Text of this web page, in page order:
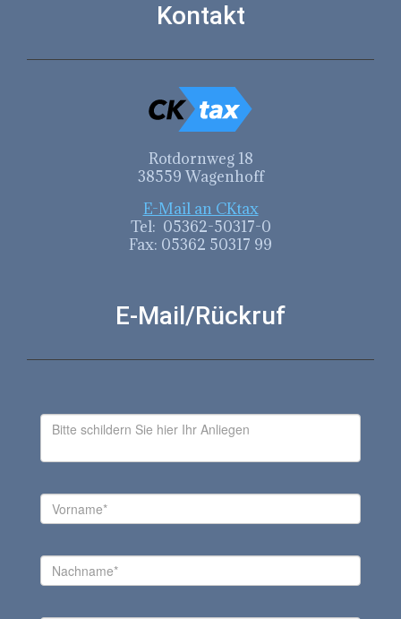
Kontakt
Rotdornweg 18
38559 Wagenhoff
E-Mail an CKtax
Tel: 05362-50317-0
Fax: 05362 50317 99
E-Mail/Rückruf